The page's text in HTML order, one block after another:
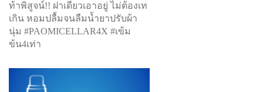
ท้าพิสูจน์!! ฝาเดียวเอาอยู่ ไม่ต้องเท
เกิน หอมปลื้มจนลืมน้ำยาปรับผ้า
นุ่ม #PAOMICELLAR4X #เข้ม
ข้น4เท่า